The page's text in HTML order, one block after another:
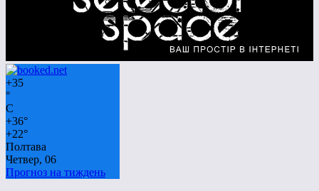
+35
°
C
+36°
+22°
Полтава
Четвер, 06
Прогноз на тиждень